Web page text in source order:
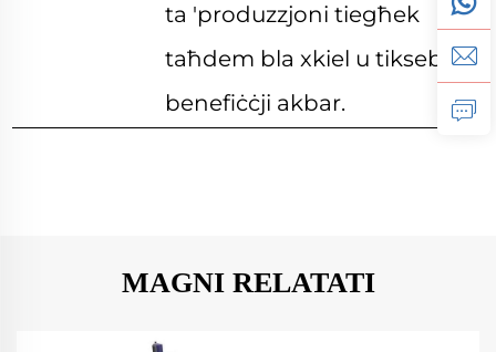
ta 'produzzjoni tiegħek
taħdem bla xkiel u tikseb
benefiċċji akbar.
MAGNI RELATATI